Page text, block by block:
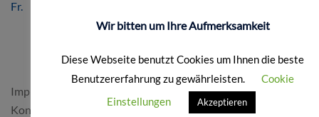
Fr. 8.00 – 16.00 Uhr
FORMALES
Impressum & Datenschutz
Kontakt
Wir bitten um Ihre Aufmerksamkeit
Diese Webseite benutzt Cookies um Ihnen die beste
Benutzererfahrung zu gewährleisten.
Cookie
Einstellungen
Akzeptieren